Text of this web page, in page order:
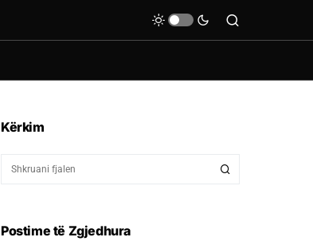
Kërkim
Postime të Zgjedhura